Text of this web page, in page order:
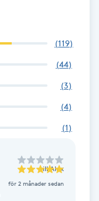
(119)
(44)
(3)
(4)
(1)
till Alex
för 2 månader sedan